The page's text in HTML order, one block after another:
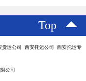
Top
运公司 西安托运公司 西安托运专
公司